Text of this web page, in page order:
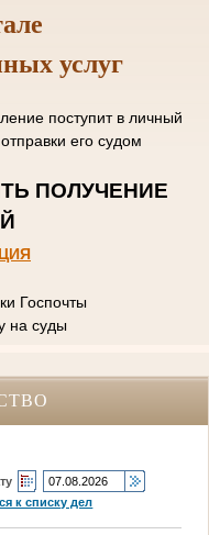
услуг
поступит в личный
отправки его судом
ПОЛУЧЕНИЕ
Госпочты
на суды
к списку дел